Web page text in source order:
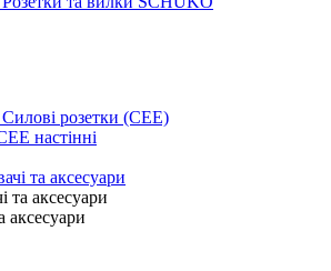
Силові розетки (CEE)
настінні
та аксесуари
та аксесуари
аксесуари